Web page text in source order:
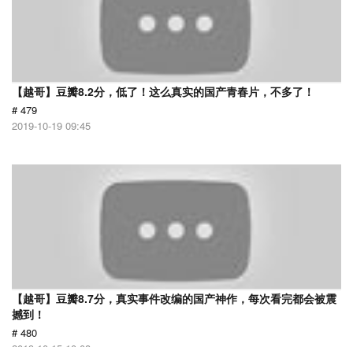
【越哥】豆瓣8.2分，低了！这么真实的国产青春片，不多了！
# 479
2019-10-19 09:45
【越哥】豆瓣8.7分，真实事件改编的国产神作，每次看完都会被震
撼到！
# 480